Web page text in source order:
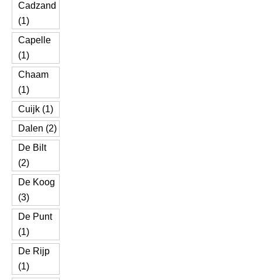
Cadzand
(1)
Capelle
(1)
Chaam
(1)
Cuijk (1)
Dalen (2)
De Bilt
(2)
De Koog
(3)
De Punt
(1)
De Rijp
(1)